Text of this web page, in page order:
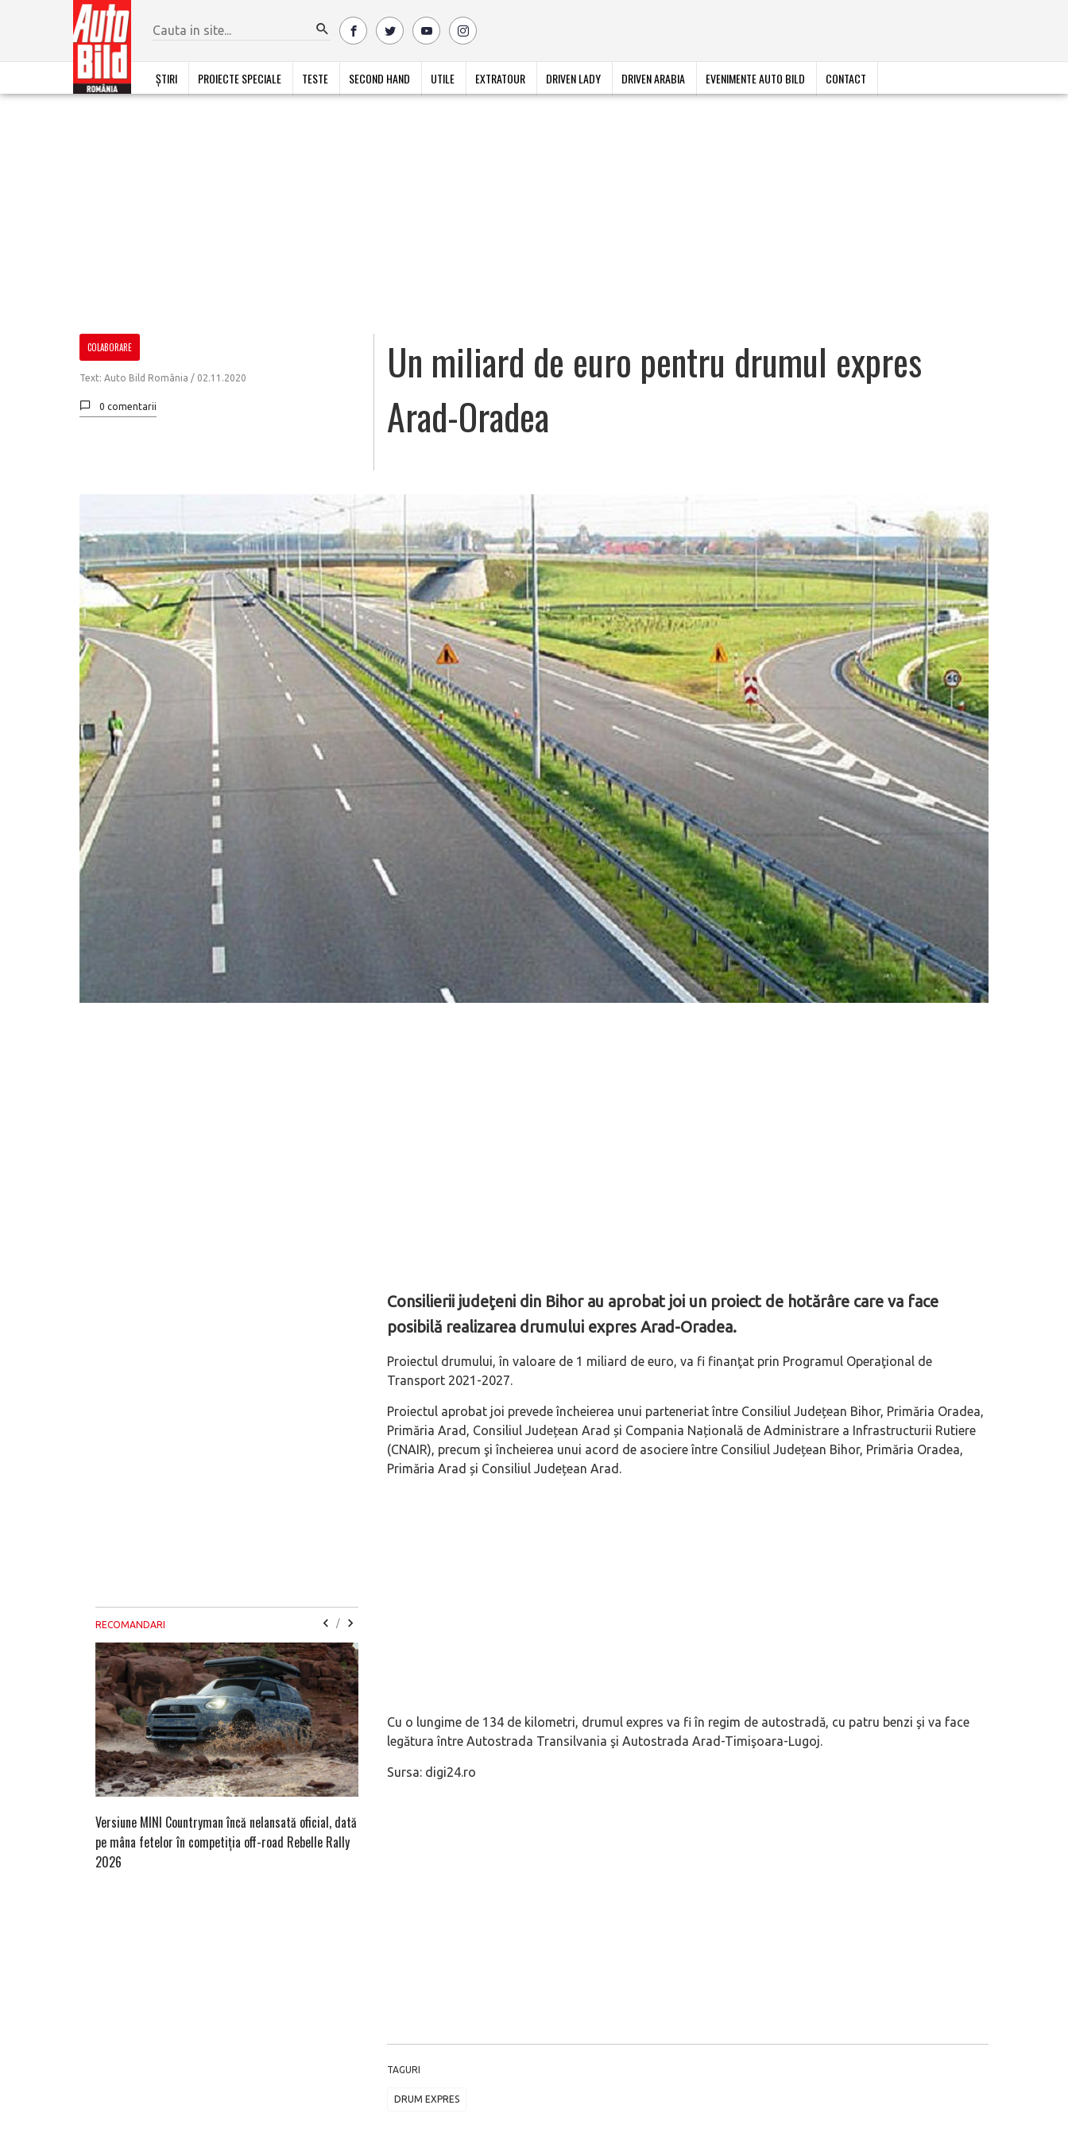
ȘTIRI PROIECTE SPECIALE TESTE SECOND HAND UTILE EXTRATOUR DRIVEN LADY DRIVEN ARABIA EVENIMENTE AUTO BILD CONTACT
COLABORARE
Text: Auto Bild România / 02.11.2020
0 comentarii
Un miliard de euro pentru drumul expres
Arad-Oradea
Consilierii judeţeni din Bihor au aprobat joi un proiect de hotărâre care va face
posibilă realizarea drumului expres Arad-Oradea.
Proiectul drumului, în valoare de 1 miliard de euro, va fi finanţat prin Programul Operaţional de
Transport 2021-2027.
Proiectul aprobat joi prevede încheierea unui parteneriat între Consiliul Județean Bihor, Primăria Oradea,
Primăria Arad, Consiliul Județean Arad și Compania Națională de Administrare a Infrastructurii Rutiere
(CNAIR), precum şi încheierea unui acord de asociere între Consiliul Județean Bihor, Primăria Oradea,
Primăria Arad și Consiliul Județean Arad.
Cu o lungime de 134 de kilometri, drumul expres va fi în regim de autostradă, cu patru benzi şi va face
legătura între Autostrada Transilvania şi Autostrada Arad-Timişoara-Lugoj.
Sursa: digi24.ro
TAGURI
DRUM EXPRES
RECOMANDARI /
Versiune MINI Countryman încă nelansată oficial, dată
pe mâna fetelor în competiția off-road Rebelle Rally
2026